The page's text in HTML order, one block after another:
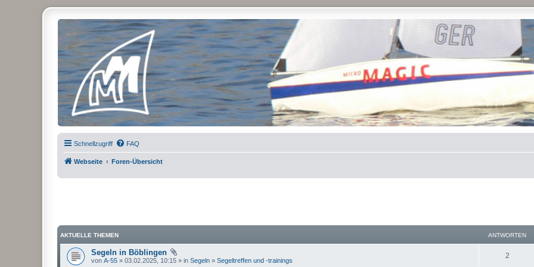
Micro Magic Forum Deutschland
Schnellzugriff FAQ
Webseite Foren-Übersicht
AKTUELLE THEMEN ANTWORTEN
Segeln in Böblingen
von A-55 » 03.02.2025, 10:15 » in Segeln » Segeltreffen und -trainings
2